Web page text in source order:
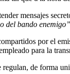
mensajes
del bando enemigo”
por el
para la
de forma